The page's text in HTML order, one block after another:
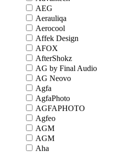
AEG
Aerauliqa
Aerocool
Affek Design
AFOX
AfterShokz
AG by Final Audio
AG Neovo
Agfa
AgfaPhoto
AGFAPHOTO
Agfeo
AGM
AGM
Aha